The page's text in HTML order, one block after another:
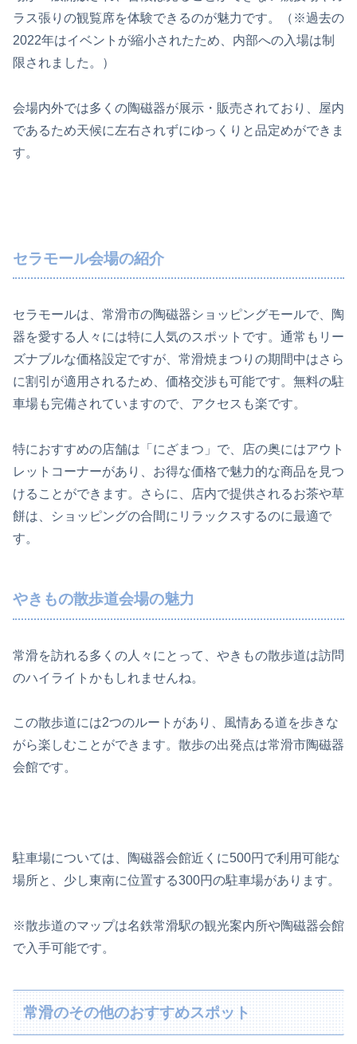
ラス張りの観覧席を体験できるのが魅力です。（※過去の
2022年はイベントが縮小されたため、内部への入場は制
限されました。）
会場内外では多くの陶磁器が展示・販売されており、屋内
であるため天候に左右されずにゆっくりと品定めができま
す。
セラモール会場の紹介
セラモールは、常滑市の陶磁器ショッピングモールで、陶
器を愛する人々には特に人気のスポットです。通常もリー
ズナブルな価格設定ですが、常滑焼まつりの期間中はさら
に割引が適用されるため、価格交渉も可能です。無料の駐
車場も完備されていますので、アクセスも楽です。
特におすすめの店舗は「にざまつ」で、店の奥にはアウト
レットコーナーがあり、お得な価格で魅力的な商品を見つ
けることができます。さらに、店内で提供されるお茶や草
餅は、ショッピングの合間にリラックスするのに最適で
す。
やきもの散歩道会場の魅力
常滑を訪れる多くの人々にとって、やきもの散歩道は訪問
のハイライトかもしれませんね。
この散歩道には2つのルートがあり、風情ある道を歩きな
がら楽しむことができます。散歩の出発点は常滑市陶磁器
会館です。
駐車場については、陶磁器会館近くに500円で利用可能な
場所と、少し東南に位置する300円の駐車場があります。
※散歩道のマップは名鉄常滑駅の観光案内所や陶磁器会館
で入手可能です。
常滑のその他のおすすめスポット